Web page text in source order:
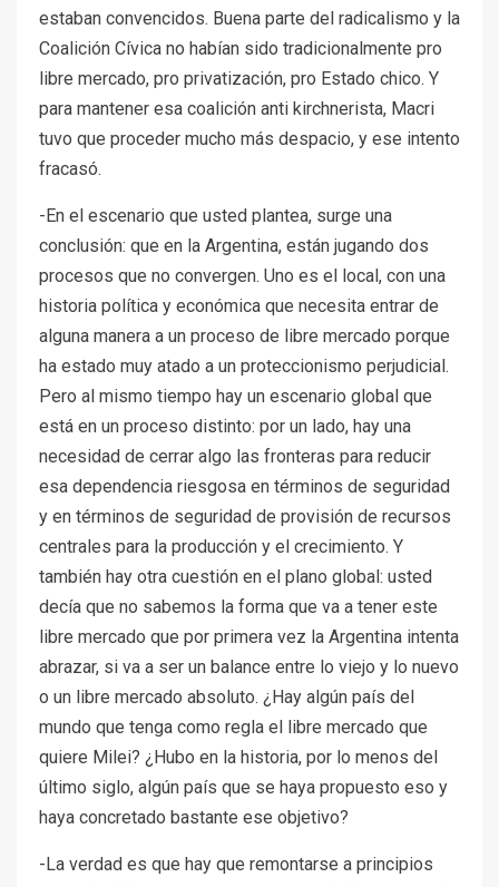
estaban convencidos. Buena parte del radicalismo y la
Coalición Cívica no habían sido tradicionalmente pro
libre mercado, pro privatización, pro Estado chico. Y
para mantener esa coalición anti kirchnerista, Macri
tuvo que proceder mucho más despacio, y ese intento
fracasó.
-En el escenario que usted plantea, surge una
conclusión: que en la Argentina, están jugando dos
procesos que no convergen. Uno es el local, con una
historia política y económica que necesita entrar de
alguna manera a un proceso de libre mercado porque
ha estado muy atado a un proteccionismo perjudicial.
Pero al mismo tiempo hay un escenario global que
está en un proceso distinto: por un lado, hay una
necesidad de cerrar algo las fronteras para reducir
esa dependencia riesgosa en términos de seguridad
y en términos de seguridad de provisión de recursos
centrales para la producción y el crecimiento. Y
también hay otra cuestión en el plano global: usted
decía que no sabemos la forma que va a tener este
libre mercado que por primera vez la Argentina intenta
abrazar, si va a ser un balance entre lo viejo y lo nuevo
o un libre mercado absoluto. ¿Hay algún país del
mundo que tenga como regla el libre mercado que
quiere Milei? ¿Hubo en la historia, por lo menos del
último siglo, algún país que se haya propuesto eso y
haya concretado bastante ese objetivo?
-La verdad es que hay que remontarse a principios